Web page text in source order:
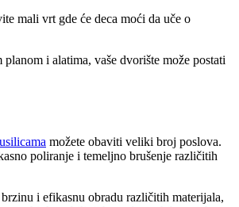
mali vrt gde će deca moći da uče o
i alatima, vaše dvorište može postati
možete obaviti veliki broj poslova.
poliranje i temeljno brušenje različitih
i efikasnu obradu različitih materijala,